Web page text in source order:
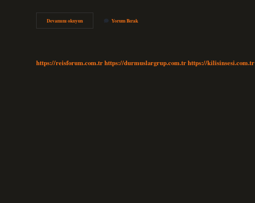
Devamını okuyunKaptan
Köşkü
Yorum Bırak
https://reisforum.com.trhttps://durmuslargrup.com.trhttps://kilisinsesi.com.tr